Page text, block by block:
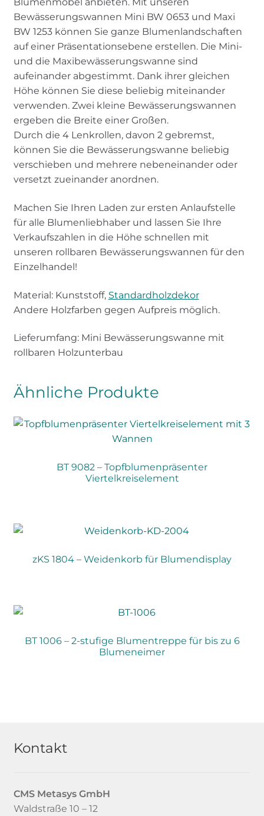
Blumenmöbel anbieten. Mit unseren
Bewässerungswannen Mini BW 0653 und Maxi
BW 1253 können Sie ganze Blumenlandschaften
auf einer Präsentationsebene erstellen. Die Mini-
und die Maxibewässerungswanne sind
aufeinander abgestimmt. Dank ihrer gleichen
Höhe können Sie diese beliebig miteinander
verwenden. Zwei kleine Bewässerungswannen
ergeben die Breite einer Großen.
Durch die 4 Lenkrollen, davon 2 gebremst,
können Sie die Bewässerungswanne beliebig
verschieben und mehrere nebeneinander oder
versetzt zueinander anordnen.
Machen Sie Ihren Laden zur ersten Anlaufstelle
für alle Blumenliebhaber und lassen Sie Ihre
Verkaufszahlen in die Höhe schnellen mit
unseren rollbaren Bewässerungswannen für den
Einzelhandel!
Material: Kunststoff, Standardholzdekor
Andere Holzfarben gegen Aufpreis möglich.
Lieferumfang: Mini Bewässerungswanne mit
rollbaren Holzunterbau
Ähnliche Produkte
BT 9082 – Topfblumenpräsenter
Viertelkreiselement
zKS 1804 – Weidenkorb für Blumendisplay
BT 1006 – 2-stufige Blumentreppe für bis zu 6
Blumeneimer
Kontakt
CMS Metasys GmbH
Waldstraße 10 – 12